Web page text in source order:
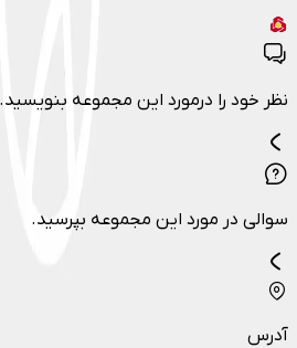
نظر خود را درمورد این مجموعه بنویسید.
سوالی در مورد این مجموعه بپرسید.
آدرس